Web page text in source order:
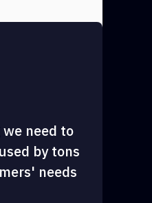
need to
by tons
needs